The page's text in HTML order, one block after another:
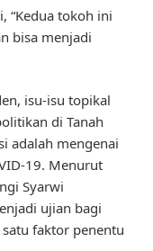
“Kedua tokoh ini
bisa menjadi
isu-isu topikal
di Tanah
adalah mengenai
19. Menurut
Syarwi
ujian bagi
faktor penentu